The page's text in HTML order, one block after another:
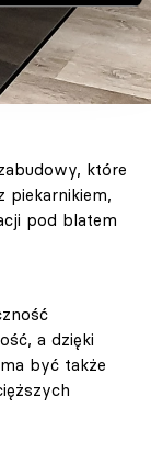
które
piekarnikiem,
pod blatem
a dzięki
być także